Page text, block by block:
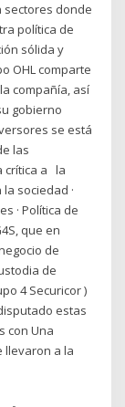
sectores donde
política de
sólida y
OHL comparte
compañía, así
gobierno
se está
las
crítica a la
sociedad ·
· Política de
que en
de
de
4 Securicor )
estas
con Una
llevaron a la